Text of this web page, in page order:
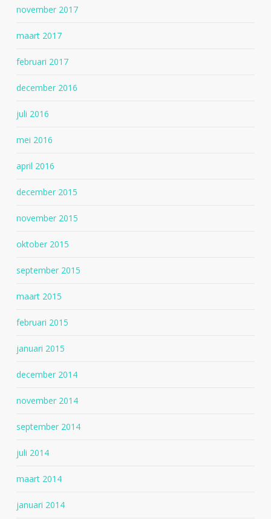
november 2017
maart 2017
februari 2017
december 2016
juli 2016
mei 2016
april 2016
december 2015
november 2015
oktober 2015
september 2015
maart 2015
februari 2015
januari 2015
december 2014
november 2014
september 2014
juli 2014
maart 2014
januari 2014